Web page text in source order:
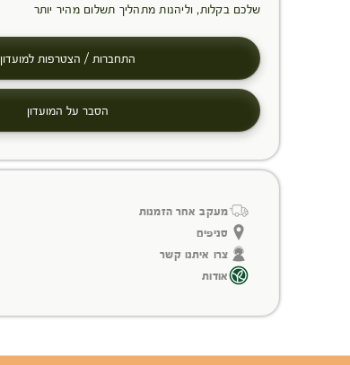
שלכם בקלות, וליהנות מתהליך תשלום מהיר יותר
התחברות / הצטרפות למועדון
הסבר על המועדון
מעקב אחר הזמנות
סניפים
צרו איתנו קשר
אודות